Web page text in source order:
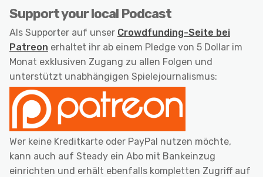
Support your local Podcast
Als Supporter auf unser Crowdfunding-Seite bei
Patreon erhaltet ihr ab einem Pledge von 5 Dollar im
Monat exklusiven Zugang zu allen Folgen und
unterstützt unabhängigen Spielejournalismus:
Wer keine Kreditkarte oder PayPal nutzen möchte,
kann auch auf Steady ein Abo mit Bankeinzug
einrichten und erhält ebenfalls kompletten Zugriff auf